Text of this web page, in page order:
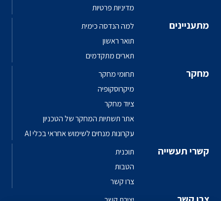
מדיניות פרטיות
מתעניינים
למה הנדסה כימית
תואר ראשון
תארים מתקדמים
מחקר
תחומי מחקר
מיקרוסקופיה
ציוד מחקר
אתר תשתיות המחקר של הטכניון
עקרונות מנחים לשימוש אחראי בכלי AI
קשרי תעשייה
תוכנית
הטבות
צרו קשר